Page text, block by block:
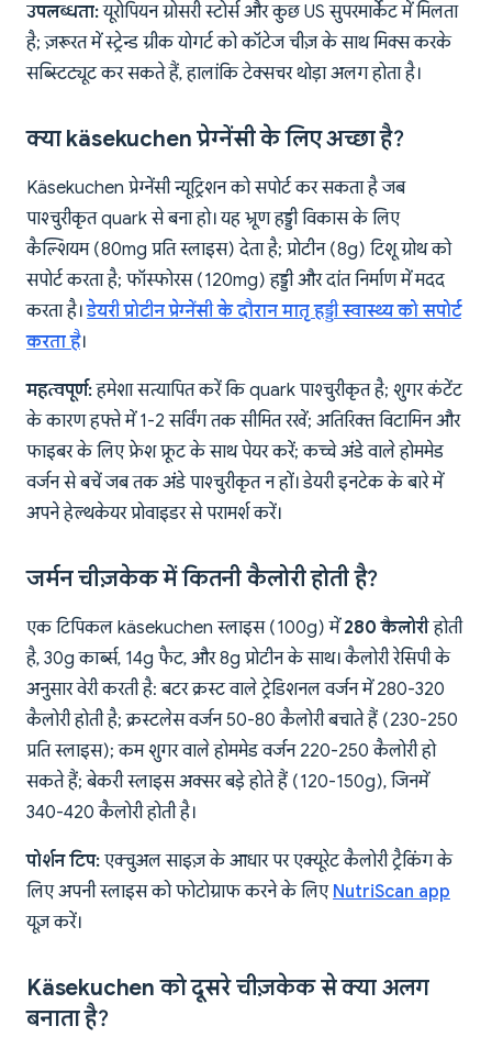
उपलब्धता:यूरोपियन ग्रोसरी स्टोर्स और कुछ US सुपरमार्केट में मिलता
है; ज़रूरत में स्ट्रेन्ड ग्रीक योगर्ट को कॉटेज चीज़ के साथ मिक्स करके
सब्स्टिट्यूट कर सकते हैं, हालांकि टेक्सचर थोड़ा अलग होता है।
क्या käsekuchen प्रेग्नेंसी के लिए अच्छा है?
Käsekuchen प्रेग्नेंसी न्यूट्रिशन को सपोर्ट कर सकता है जब
पाश्चुरीकृत quark से बना हो। यह भ्रूण हड्डी विकास के लिए
कैल्शियम (80mg प्रति स्लाइस) देता है; प्रोटीन (8g) टिशू ग्रोथ को
सपोर्ट करता है; फॉस्फोरस (120mg) हड्डी और दांत निर्माण में मदद
करता है।डेयरी प्रोटीन प्रेग्नेंसी के दौरान मातृ हड्डी स्वास्थ्य को सपोर्ट
करता है।
महत्वपूर्ण:हमेशा सत्यापित करें कि quark पाश्चुरीकृत है; शुगर कंटेंट
के कारण हफ्ते में 1-2 सर्विंग तक सीमित रखें; अतिरिक्त विटामिन और
फाइबर के लिए फ्रेश फ्रूट के साथ पेयर करें; कच्चे अंडे वाले होममेड
वर्जन से बचें जब तक अंडे पाश्चुरीकृत न हों। डेयरी इनटेक के बारे में
अपने हेल्थकेयर प्रोवाइडर से परामर्श करें।
जर्मन चीज़केक में कितनी कैलोरी होती है?
एक टिपिकल käsekuchen स्लाइस (100g) में 280 कैलोरीहोती
है, 30g कार्ब्स, 14g फैट, और 8g प्रोटीन के साथ। कैलोरी रेसिपी के
अनुसार वेरी करती है: बटर क्रस्ट वाले ट्रेडिशनल वर्जन में 280-320
कैलोरी होती है; क्रस्टलेस वर्जन 50-80 कैलोरी बचाते हैं (230-250
प्रति स्लाइस); कम शुगर वाले होममेड वर्जन 220-250 कैलोरी हो
सकते हैं; बेकरी स्लाइस अक्सर बड़े होते हैं (120-150g), जिनमें
340-420 कैलोरी होती है।
पोर्शन टिप: एक्चुअल साइज़ के आधार पर एक्यूरेट कैलोरी ट्रैकिंग के
लिए अपनी स्लाइस को फोटोग्राफ करने के लिए NutriScan app
यूज़ करें।
Käsekuchen को दूसरे चीज़केक से क्या अलग
बनाता है?